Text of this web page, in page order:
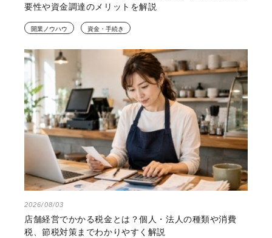
要性や資金調達のメリットを解説
開業ノウハウ 資金・手続き
2026/08/03
店舗経営でかかる税金とは？個人・法人の種類や消費
税、節税対策までわかりやすく解説